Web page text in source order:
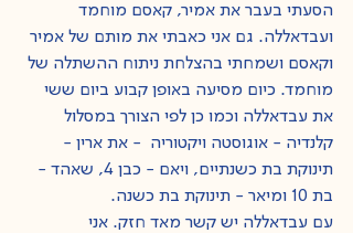
הסעתי בעבר את אמיר, קאסם מוחמד
ועבדאללה. גם אני כאבתי את מותם של אמיר
וקאסם ושמחתי בהצלחת ניתוח ההשתלה של
מוחמד. כיום מסיעה באופן קבוע ביום ששי
את עבדאללה וכמו כן לפי הצורך במסלול
קלנדיה - אוגוסטה ויקטוריה  - את ארין -
תינוקת בת כשנתיים, ויאם - כבן 4, שאהד -
בת 10 ומיאר - תינוקת בת כשנה.
עם עבדאללה יש קשר מאד חזק. אני